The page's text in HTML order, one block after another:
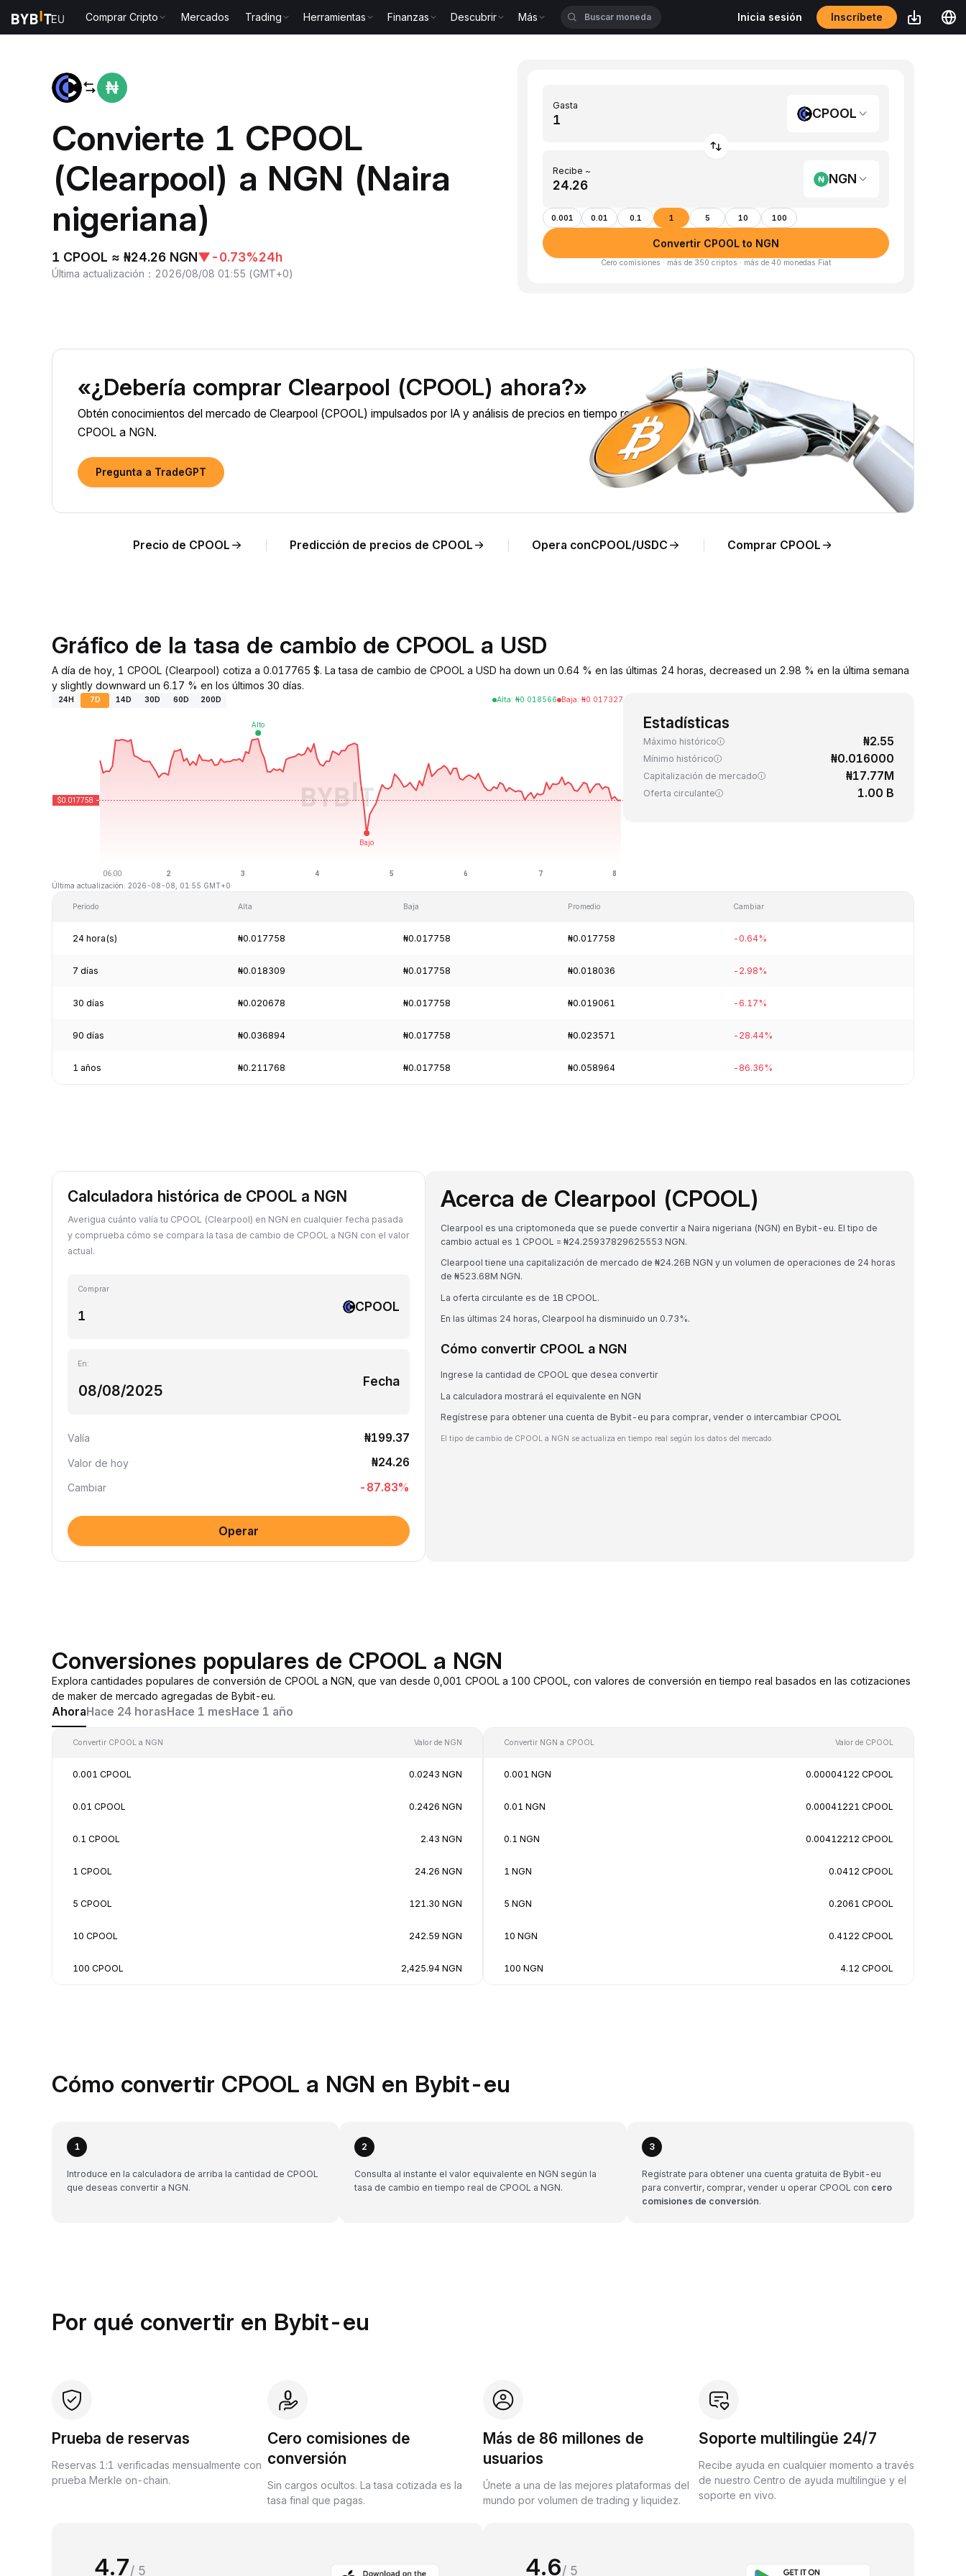
Comprar Cripto Mercados Trading Herramientas Finanzas Descubrir Más Inicia sesión Inscríbete
Convierte 1 CPOOL
(Clearpool) a NGN (Naira
nigeriana)
1 CPOOL ≈ ₦24.26 NGN▼-0.73%24h
Última actualización ： 2026/08/08 01:55 (GMT+0)
Gasta
CPOOL
Recibe ~
NGN
0.001 0.01 0.1 1 5 10 100
Convertir CPOOL to NGN
Cero comisiones · más de 350 criptos · más de 40 monedas Fiat
«¿Debería comprar Clearpool (CPOOL) ahora?»
Obtén conocimientos del mercado de Clearpool (CPOOL) impulsados por IA y análisis de precios en tiempo real de
CPOOL a NGN.
Pregunta a TradeGPT
Precio de CPOOL Predicción de precios de CPOOL Opera conCPOOL/USDC Comprar CPOOL
Gráfico de la tasa de cambio de CPOOL a USD
A día de hoy, 1 CPOOL (Clearpool) cotiza a 0.017765 $. La tasa de cambio de CPOOL a USD ha down un 0.64 % en las últimas 24 horas, decreased un 2.98 % en la última semana
y slightly downward un 6.17 % en los últimos 30 días.
24H 7D 14D 30D 60D 200D Alta: ₦0.018566 Baja: ₦0.017327
Última actualización: 2026-08-08, 01:55 GMT+0
Estadísticas
Máximo histórico ₦2.55
Mínimo histórico ₦0.016000
Capitalización de mercado ₦17.77M
Oferta circulante 1.00 B
Periodo Alta Baja Promedio Cambiar
24 hora(s) ₦0.017758 ₦0.017758 ₦0.017758 -0.64%
7 días ₦0.018309 ₦0.017758 ₦0.018036 -2.98%
30 días ₦0.020678 ₦0.017758 ₦0.019061 -6.17%
90 días ₦0.036894 ₦0.017758 ₦0.023571 -28.44%
1 años ₦0.211768 ₦0.017758 ₦0.058964 -86.36%
Calculadora histórica de CPOOL a NGN
Averigua cuánto valía tu CPOOL (Clearpool) en NGN en cualquier fecha pasada
y comprueba cómo se compara la tasa de cambio de CPOOL a NGN con el valor
actual.
Comprar
CPOOL
En:
Fecha
Valía ₦199.37
Valor de hoy ₦24.26
Cambiar -87.83%
Operar
Acerca de Clearpool (CPOOL)
Clearpool es una criptomoneda que se puede convertir a Naira nigeriana (NGN) en Bybit-eu. El tipo de
cambio actual es 1 CPOOL = ₦24.25937829625553 NGN.
Clearpool tiene una capitalización de mercado de ₦24.26B NGN y un volumen de operaciones de 24 horas
de ₦523.68M NGN.
La oferta circulante es de 1B CPOOL.
En las últimas 24 horas, Clearpool ha disminuido un 0.73%.
Cómo convertir CPOOL a NGN
Ingrese la cantidad de CPOOL que desea convertir
La calculadora mostrará el equivalente en NGN
Regístrese para obtener una cuenta de Bybit-eu para comprar, vender o intercambiar CPOOL
El tipo de cambio de CPOOL a NGN se actualiza en tiempo real según los datos del mercado.
Conversiones populares de CPOOL a NGN
Explora cantidades populares de conversión de CPOOL a NGN, que van desde 0,001 CPOOL a 100 CPOOL, con valores de conversión en tiempo real basados en las cotizaciones
de maker de mercado agregadas de Bybit-eu.
AhoraHace 24 horasHace 1 mesHace 1 año
Convertir CPOOL a NGN Valor de NGN
0.001 CPOOL 0.0243 NGN
0.01 CPOOL 0.2426 NGN
0.1 CPOOL 2.43 NGN
1 CPOOL 24.26 NGN
5 CPOOL 121.30 NGN
10 CPOOL 242.59 NGN
100 CPOOL 2,425.94 NGN
Convertir NGN a CPOOL Valor de CPOOL
0.001 NGN 0.00004122 CPOOL
0.01 NGN 0.00041221 CPOOL
0.1 NGN 0.00412212 CPOOL
1 NGN 0.0412 CPOOL
5 NGN 0.2061 CPOOL
10 NGN 0.4122 CPOOL
100 NGN 4.12 CPOOL
Cómo convertir CPOOL a NGN en Bybit-eu
1
Introduce en la calculadora de arriba la cantidad de CPOOL
que deseas convertir a NGN.
2
Consulta al instante el valor equivalente en NGN según la
tasa de cambio en tiempo real de CPOOL a NGN.
3
Regístrate para obtener una cuenta gratuita de Bybit-eu
para convertir, comprar, vender u operar CPOOL con cero
comisiones de conversión.
Por qué convertir en Bybit-eu
Prueba de reservas
Reservas 1:1 verificadas mensualmente con
prueba Merkle on-chain.
Cero comisiones de
conversión
Sin cargos ocultos. La tasa cotizada es la
tasa final que pagas.
Más de 86 millones de
usuarios
Únete a una de las mejores plataformas del
mundo por volumen de trading y liquidez.
Soporte multilingüe 24/7
Recibe ayuda en cualquier momento a través
de nuestro Centro de ayuda multilingüe y el
soporte en vivo.
4.7/ 5 4.6/ 5